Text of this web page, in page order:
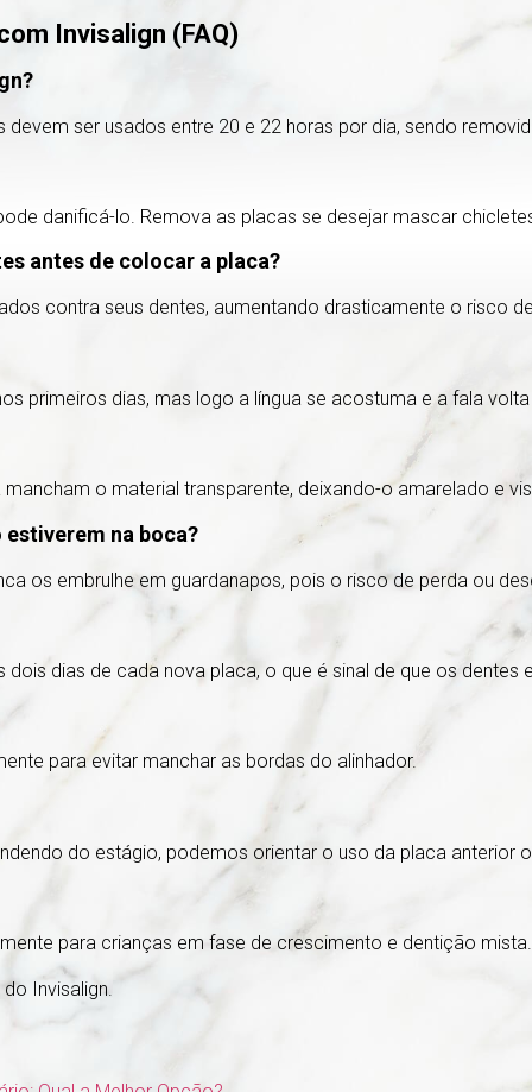
Invisalign (FAQ)
ser usados entre 20 e 22 horas por dia, sendo
danificá-lo. Remova as placas se desejar mascar
antes de colocar a placa?
contra seus dentes, aumentando drasticamente o risco
primeiros dias, mas logo a língua se acostuma e a fala
o material transparente, deixando-o amarelado e
na boca?
os embrulhe em guardanapos, pois o risco de perda ou
dias de cada nova placa, o que é sinal de que os
para evitar manchar as bordas do alinhador.
do estágio, podemos orientar o uso da placa anterior
para crianças em fase de crescimento e dentição mista.
Invisalign.